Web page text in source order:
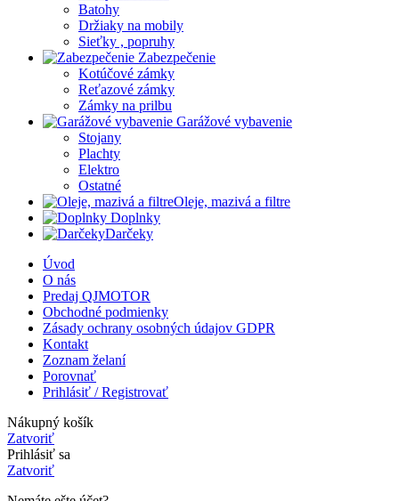
Batohy
Držiaky na mobily
Sieťky , popruhy
Zabezpečenie
Kotúčové zámky
Reťazové zámky
Zámky na prilbu
Garážové vybavenie
Stojany
Plachty
Elektro
Ostatné
Oleje, mazivá a filtre
Doplnky
Darčeky
Úvod
O nás
Predaj QJMOTOR
Obchodné podmienky
Zásady ochrany osobných údajov GDPR
Kontakt
Zoznam želaní
Porovnať
Prihlásiť / Registrovať
Nákupný košík
Zatvoriť
Prihlásiť sa
Zatvoriť